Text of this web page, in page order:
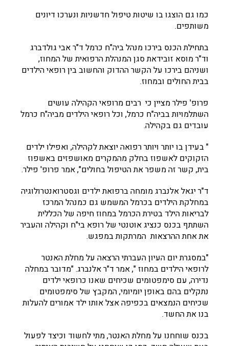
כמו גם הוצגו בו שיטות טיפול חדשניות ונערכו דיונים
משותפים.
בתחילת הכנס בירכו מנהל ביה"ח כרמל ד"ר אבי גולדברג
וד"ר מוסא זובידאת סגן המנהלת הרפואית של המחוז,
ושניהם בירכו על הקשר ההדוק והחשוב בין רופאי הילדים
בבית החולים ובמחוז.
פרופ' פילר מציין כי רבים מרופאי הקהילה עושים
השתלמויות בביה"ח כרמל, וכל רופאי הילדים מביה"ח כרמל
עובדים גם בקהילה.
" בעידן בו יותר ויותר רפואה יוצאת לקהילה, ואפילו ילדים
הזקוקים לאשפוז בחלק מהמקרים מאושפזים באשפוז
בית, קשר זה משפר את הטיפול בחולים", אמר פרופ' פילר.
ד"ר יגאל אלנברג מומחה ברפואת ילדים וגסטרואנטרולוגיה
במחלקת הילדים בכרמל המשמש גם כמנהל המרכז
לבריאות הילד בטירת הכרמל במחוז חיפה של הכללית
השתתף בכנס כנציג אוטנטי של רופא בי"ח וקהילה והעביר
את אחת ההרצאות המרתקות במפגש.
"במסגרת יום העיון העברתי הרצאה על מחלת האנטר
לרופאי הילדים במחוז ", אמר ד"ר אלנברג. "מדובר במחלה
נדירה, עם סימפטומים שכיחים שאנו כרופאי ילדים
נתקלים בהם באופן יומיומי, המקבץ של סימפטומים
שכיחים הנמצאים בכפיפה אצל אותו ילד אמורים להעלות
בנו את החשד.
בכנס שוחחנו על מחלת האנטר, מתי לחשוד וכיצד לפעול